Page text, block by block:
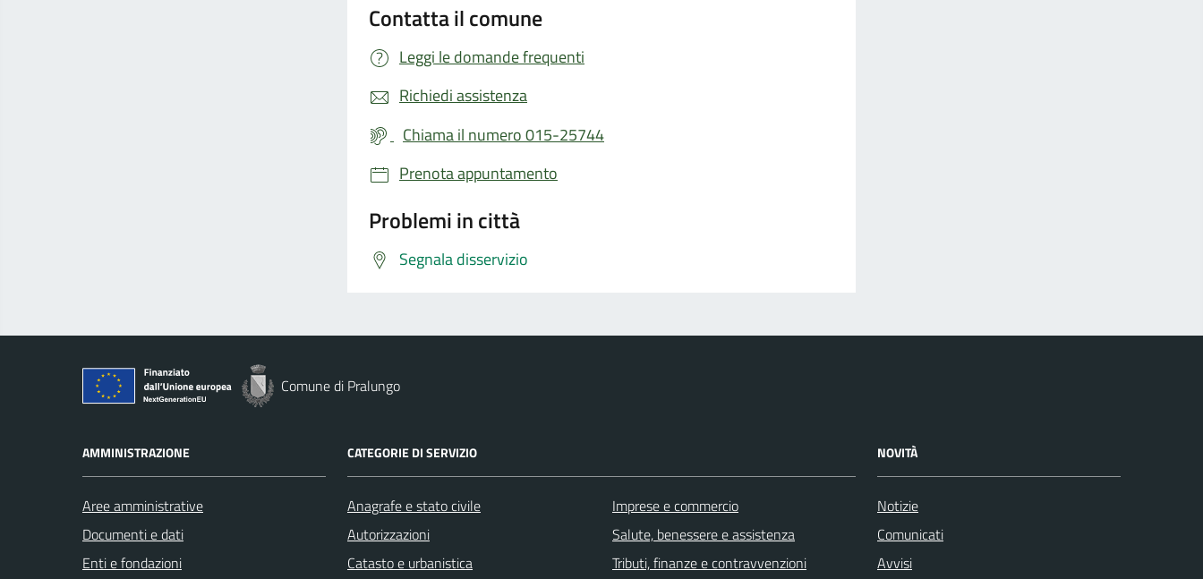
Contatta il comune
Leggi le domande frequenti
Richiedi assistenza
Chiama il numero 015-25744
Prenota appuntamento
Problemi in città
Segnala disservizio
Comune di Pralungo
AMMINISTRAZIONE
Aree amministrative
Documenti e dati
Enti e fondazioni
CATEGORIE DI SERVIZIO
Anagrafe e stato civile
Autorizzazioni
Catasto e urbanistica
Imprese e commercio
Salute, benessere e assistenza
Tributi, finanze e contravvenzioni
NOVITÀ
Notizie
Comunicati
Avvisi